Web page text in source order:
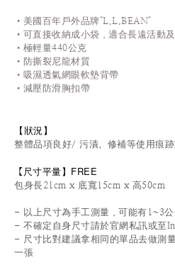
•美國百年 戶外品牌"L.L.BEAN"
•可直接收納成小袋，適合長遠活動
•極輕量440公克
•防撕裂尼龍材質
•吸濕透氣網眼軟墊背帶
•減壓防滑胸扣帶
【狀況】
整體品項良好/ 污漬、修補等使用痕跡
【 尺寸平量】 FREE
包身長21cm x 底寬15cm x 高50cm
- 以上尺寸為手工測量，可能有1~3
- 不確定自身尺寸請於官網私訊或至
- 尺寸比對建議拿相同的單品去做測
一張